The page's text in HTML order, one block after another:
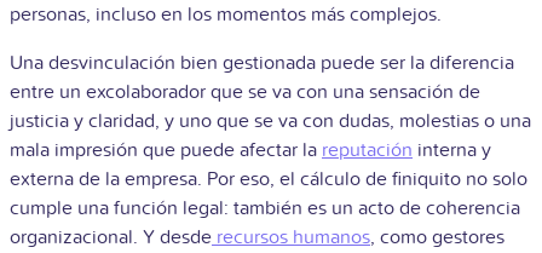
personas, incluso en los momentos más complejos.
Una desvinculación bien gestionada puede ser la diferencia
entre un excolaborador que se va con una sensación de
justicia y claridad, y uno que se va con dudas, molestias o una
mala impresión que puede afectar la reputación interna y
externa de la empresa. Por eso, el cálculo de finiquito no solo
cumple una función legal: también es un acto de coherencia
organizacional. Y desde recursos humanos, como gestores